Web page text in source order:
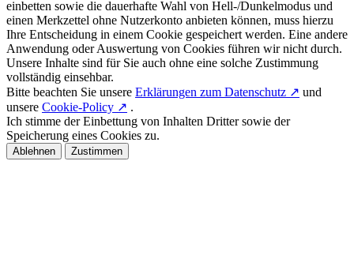
einbetten sowie die dauerhafte Wahl von Hell-/Dunkelmodus und
einen Merkzettel ohne Nutzerkonto anbieten können, muss hierzu
Ihre Entscheidung in einem Cookie gespeichert werden. Eine andere
Anwendung oder Auswertung von Cookies führen wir nicht durch.
Unsere Inhalte sind für Sie auch ohne eine solche Zustimmung
vollständig einsehbar.
Bitte beachten Sie unsere Erklärungen zum Datenschutz ↗ und
unsere Cookie-Policy ↗ .
Ich stimme der Einbettung von Inhalten Dritter sowie der
Speicherung eines Cookies zu.
Ablehnen Zustimmen